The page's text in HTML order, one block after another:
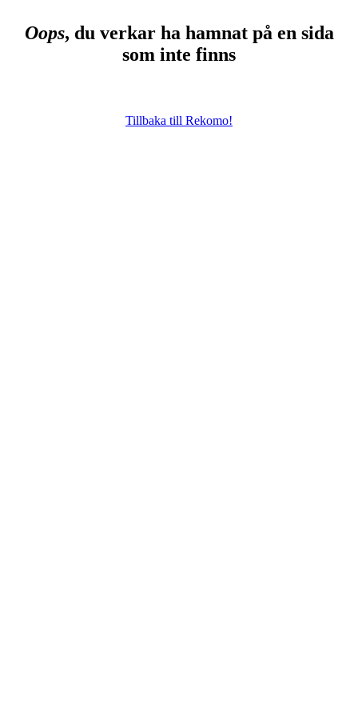
Oops, du verkar ha hamnat på en sida
som inte finns
Tillbaka till Rekomo!